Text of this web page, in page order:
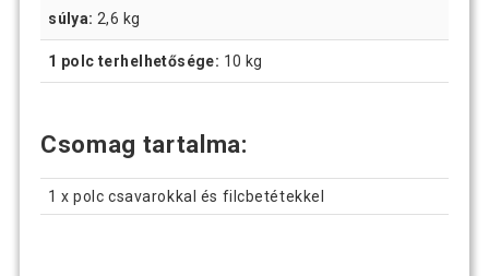
súlya: 2,6 kg
1 polc terhelhetősége: 10 kg
Csomag tartalma:
1 x polc csavarokkal és filcbetétekkel